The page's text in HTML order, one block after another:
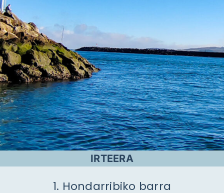
IRTEERA
1. Hondarribiko barra